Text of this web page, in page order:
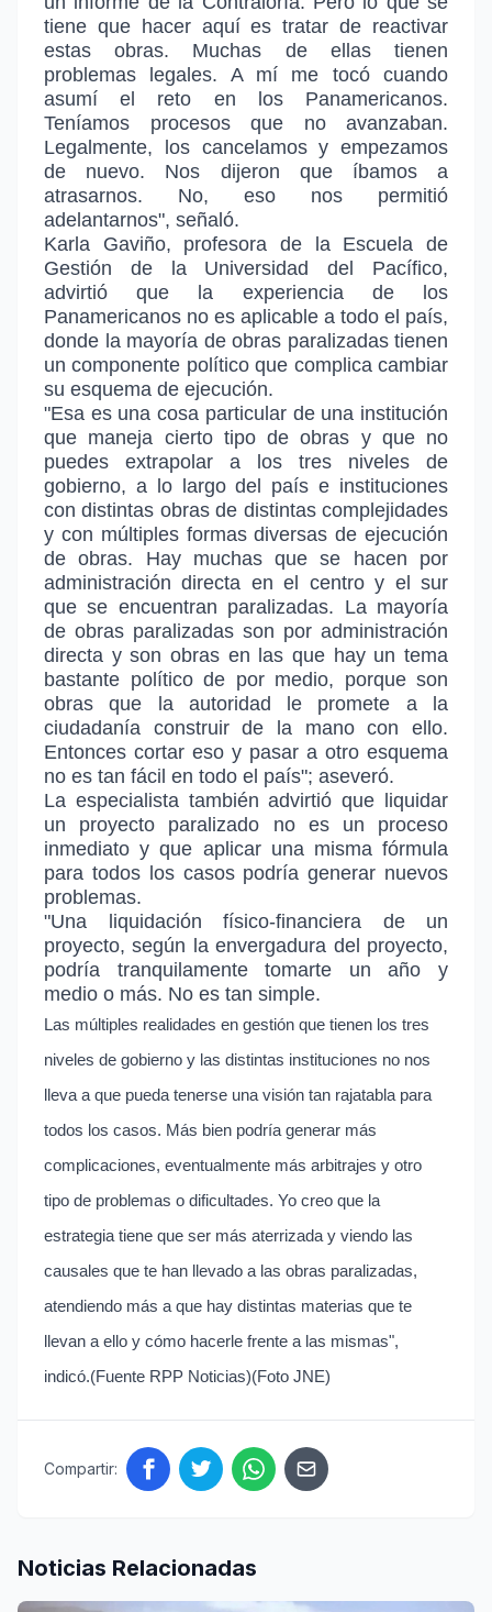
tiene que hacer aquí es tratar de reactivar
estas obras. Muchas de ellas tienen
problemas legales. A mí me tocó cuando
asumí el reto en los Panamericanos.
Teníamos procesos que no avanzaban.
Legalmente, los cancelamos y empezamos
de nuevo. Nos dijeron que íbamos a
atrasarnos. No, eso nos permitió
adelantarnos", señaló.
Karla Gaviño, profesora de la Escuela de
Gestión de la Universidad del Pacífico,
advirtió que la experiencia de los
Panamericanos no es aplicable a todo el país,
donde la mayoría de obras paralizadas tienen
un componente político que complica cambiar
su esquema de ejecución.
"Esa es una cosa particular de una institución
que maneja cierto tipo de obras y que no
puedes extrapolar a los tres niveles de
gobierno, a lo largo del país e instituciones
con distintas obras de distintas complejidades
y con múltiples formas diversas de ejecución
de obras. Hay muchas que se hacen por
administración directa en el centro y el sur
que se encuentran paralizadas. La mayoría
de obras paralizadas son por administración
directa y son obras en las que hay un tema
bastante político de por medio, porque son
obras que la autoridad le promete a la
ciudadanía construir de la mano con ello.
Entonces cortar eso y pasar a otro esquema
no es tan fácil en todo el país"; aseveró.
La especialista también advirtió que liquidar
un proyecto paralizado no es un proceso
inmediato y que aplicar una misma fórmula
para todos los casos podría generar nuevos
problemas.
"Una liquidación físico-financiera de un
proyecto, según la envergadura del proyecto,
podría tranquilamente tomarte un año y
medio o más. No es tan simple.
Las múltiples realidades en gestión que tienen los tres
niveles de gobierno y las distintas instituciones no nos
lleva a que pueda tenerse una visión tan rajatabla para
todos los casos. Más bien podría generar más
complicaciones, eventualmente más arbitrajes y otro
tipo de problemas o dificultades. Yo creo que la
estrategia tiene que ser más aterrizada y viendo las
causales que te han llevado a las obras paralizadas,
atendiendo más a que hay distintas materias que te
llevan a ello y cómo hacerle frente a las mismas",
indicó.(Fuente RPP Noticias)(Foto JNE)
Compartir:
Noticias Relacionadas